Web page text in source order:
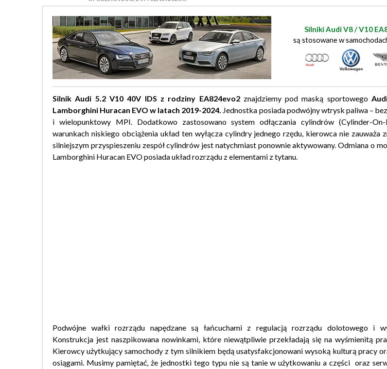
Silniki Audi V8 / V10
są stosowane w
Silnik Audi 5.2 V10 40V IDS z rodziny EA824evo2znajdziemy pod maską sportowego
Lamborghini Huracan EVO w latach 2019-2024. Jednostka posiada podwójny wtrysk paliwa –
i wielopunktowy MPI. Dodatkowo zastosowano system odłączania cylindrów (Cylinder-On-
warunkach niskiego obciążenia układ ten wyłącza cylindry jednego rzędu, kierowca nie zauważa
silniejszym przyspieszeniu zespół cylindrów jest natychmiast ponownie aktywowany. Odmiana o
Lamborghini Huracan EVO posiada układ rozrządu z elementami z tytanu.
Podwójne wałki rozrządu napędzane są łańcuchami z regulacją rozrządu dolotowego i
Konstrukcja jest naszpikowana nowinkami, które niewątpliwie przekładają się na wyśmienitą
Kierowcy użytkujący samochody z tym silnikiem będą usatysfakcjonowani wysoką kulturą pracy
osiągami. Musimy pamiętać, że jednostki tego typu nie są tanie w użytkowaniu a części oraz